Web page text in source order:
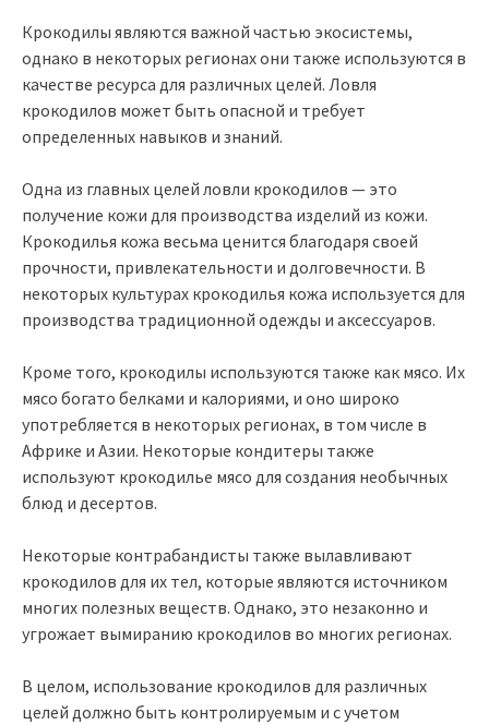
Крокодилы являются важной частью экосистемы,
однако в некоторых регионах они также используются в
качестве ресурса для различных целей. Ловля
крокодилов может быть опасной и требует
определенных навыков и знаний.
Одна из главных целей ловли крокодилов — это
получение кожи для производства изделий из кожи.
Крокодилья кожа весьма ценится благодаря своей
прочности, привлекательности и долговечности. В
некоторых культурах крокодилья кожа используется для
производства традиционной одежды и аксессуаров.
Кроме того, крокодилы используются также как мясо. Их
мясо богато белками и калориями, и оно широко
употребляется в некоторых регионах, в том числе в
Африке и Азии. Некоторые кондитеры также
используют крокодилье мясо для создания необычных
блюд и десертов.
Некоторые контрабандисты также вылавливают
крокодилов для их тел, которые являются источником
многих полезных веществ. Однако, это незаконно и
угрожает вымиранию крокодилов во многих регионах.
В целом, использование крокодилов для различных
целей должно быть контролируемым и с учетом